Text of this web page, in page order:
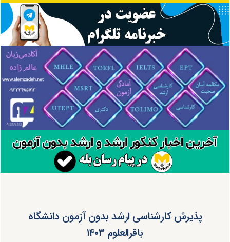
پذیرش کارشناسی ارشد بدون آزمون دانشگاه
باقرالعلوم ۱۴۰۳